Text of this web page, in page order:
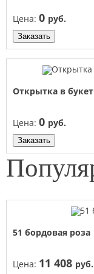
Цена: 0 руб.
Заказать
Открытка в
Цена: 0 руб.
Заказать
51 бордовая роза
Цена: 11 408 руб.